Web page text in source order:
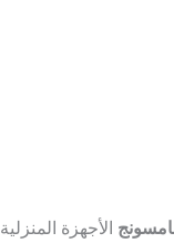
الأجهزة المنزلية